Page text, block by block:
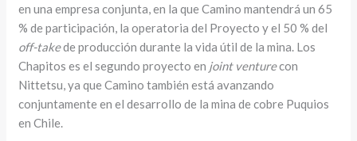
en una empresa conjunta, en la que Camino mantendrá un 65
% de participación, la operatoria del Proyecto y el 50 % del
off-takede producción durante la vida útil de la mina. Los
Chapitos es el segundo proyecto en joint venturecon
Nittetsu, ya que Camino también está avanzando
conjuntamente en el desarrollo de la mina de cobre Puquios
en Chile.